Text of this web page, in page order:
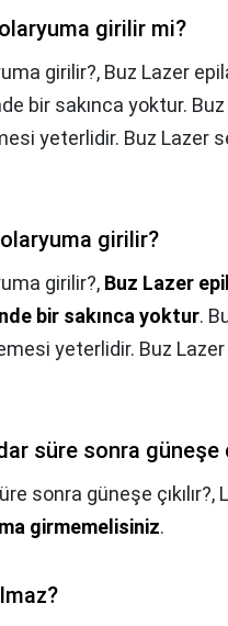
girilir mi?
girilir?, Buz Lazer
bir sakınca yoktur. Buz
yeterlidir. Buz Lazer
girilir?
girilir?, Buz Lazer
bir sakınca yoktur.
yeterlidir. Buz
süre sonra güneşe
sonra güneşe çıkılır?,
girmemelisiniz.